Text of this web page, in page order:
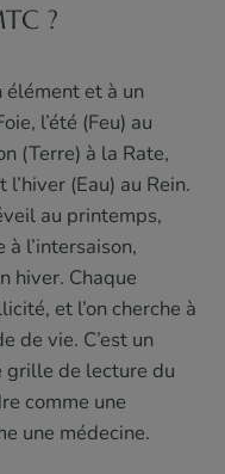
?
élément et à un
l’été (Feu) au
(Terre) à la Rate,
(Eau) au Rein.
au printemps,
l’intersaison,
hiver. Chaque
et l’on cherche à
de vie. C’est un
grille de lecture du
comme une
une médecine.